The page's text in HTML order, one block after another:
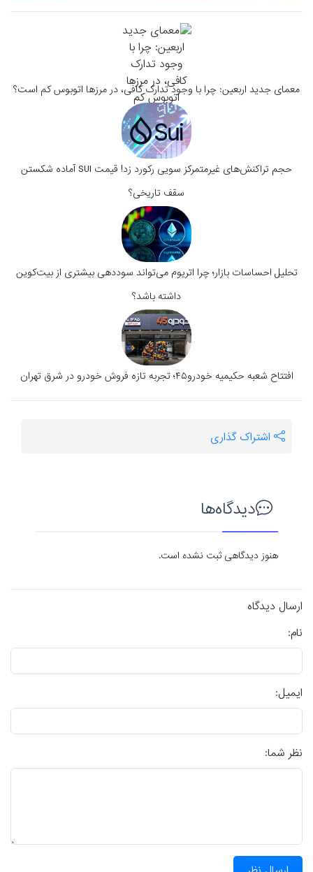
​معمای جدید اربعین: چرا با وجود تدارک کافی، در مرزها اتوبوس کم است؟
حجم تراکنش‌های غیرمتمرکز سویی رکورد زد! قیمت SUI آماده شکستن
سقف تاریخی؟
تحلیل احساسات بازار؛ چرا اتریوم می‌تواند سوددهی بیشتری از بیت‌کوین
داشته باشد؟
افتتاح شعبه حکیمیه خودرو۴۵؛ تجربه‌ تازه فروش خودرو در شرق تهران
اشتراک گذاری
دیدگاه‌ها
هنوز دیدگاهی ثبت نشده است.
ارسال دیدگاه
نام:
ایمیل:
نظر شما: